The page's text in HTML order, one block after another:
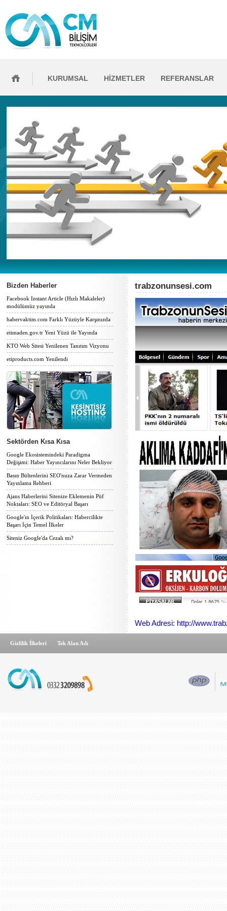
KURUMSAL HİZMETLER REFERANSLAR
Bizden Haberler
Facebook Instant Article (Hızlı Makaleler)
modülümüz yayında
habervaktim.com Farklı Yüzüyle Karşınızda
etimaden.gov.tr Yeni Yüzü ile Yayında
KTO Web Sitesi Yenilenen Tanıtım Vizyonu
etiproducts.com Yenilendi
Sektörden Kısa Kısa
Google Ekosistemindeki Paradigma
Değişimi: Haber Yayıncılarını Neler Bekliyor
Basın Bültenlerini SEO'nuza Zarar Vermeden
Yayınlama Rehberi
Ajans Haberlerini Sitenize Eklemenin Püf
Noktaları: SEO ve Editöryal Başarı
Google'ın İçerik Politikaları: Habercilikte
Başarı İçin Temel İlkeler
Siteniz Google'da Cezalı mı?
trabzonunsesi.com
Web Adresi: http://
Gizlilik İlkeleri Tek Alan Adı